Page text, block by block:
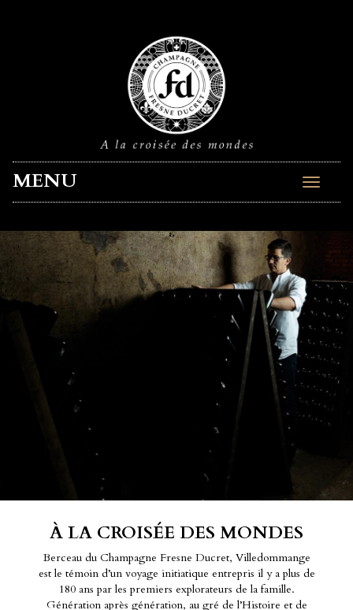
MENU
Toggle
À LA CROISÉE DES MONDES
Berceau du Champagne Fresne Ducret, Villedommange
est le témoin d’un voyage initiatique entrepris il y a plus de
180 ans par les premiers explorateurs de la famille.
Génération après génération, au gré de l’Histoire et de